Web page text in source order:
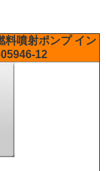
料噴射ポンプ イン
12